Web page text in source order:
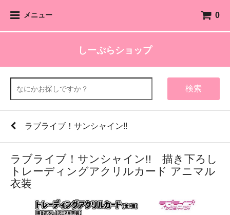
メニュー 0
しーぷらショップ
検索
ラブライブ！サンシャイン!!
ラブライブ！サンシャイン!! 描き下ろし
トレーディングアクリルカード アニマル
衣装